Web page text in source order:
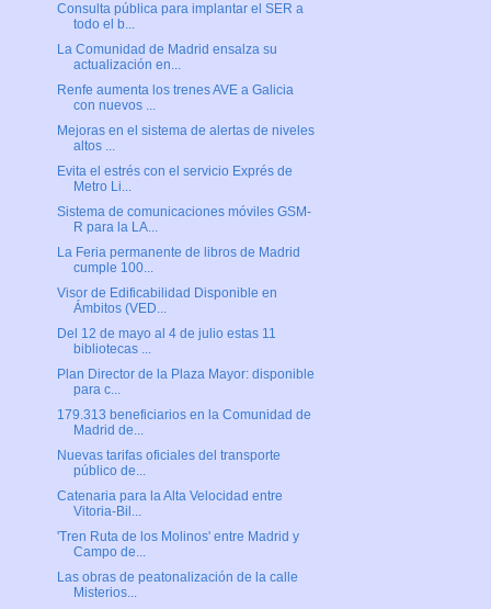
Consulta pública para implantar el SER a
todo el b...
La Comunidad de Madrid ensalza su
actualización en...
Renfe aumenta los trenes AVE a Galicia
con nuevos ...
Mejoras en el sistema de alertas de niveles
altos ...
Evita el estrés con el servicio Exprés de
Metro Li...
Sistema de comunicaciones móviles GSM-
R para la LA...
La Feria permanente de libros de Madrid
cumple 100...
Visor de Edificabilidad Disponible en
Ámbitos (VED...
Del 12 de mayo al 4 de julio estas 11
bibliotecas ...
Plan Director de la Plaza Mayor: disponible
para c...
179.313 beneficiarios en la Comunidad de
Madrid de...
Nuevas tarifas oficiales del transporte
público de...
Catenaria para la Alta Velocidad entre
Vitoria-Bil...
'Tren Ruta de los Molinos' entre Madrid y
Campo de...
Las obras de peatonalización de la calle
Misterios...